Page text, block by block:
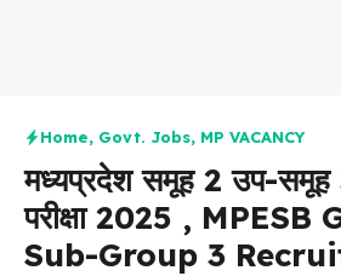
Home, Govt. Jobs, MP VACANCY
मध्यप्रदेश समूह 2 उप-समूह
परीक्षा 2025 , MPESB
Sub-Group 3